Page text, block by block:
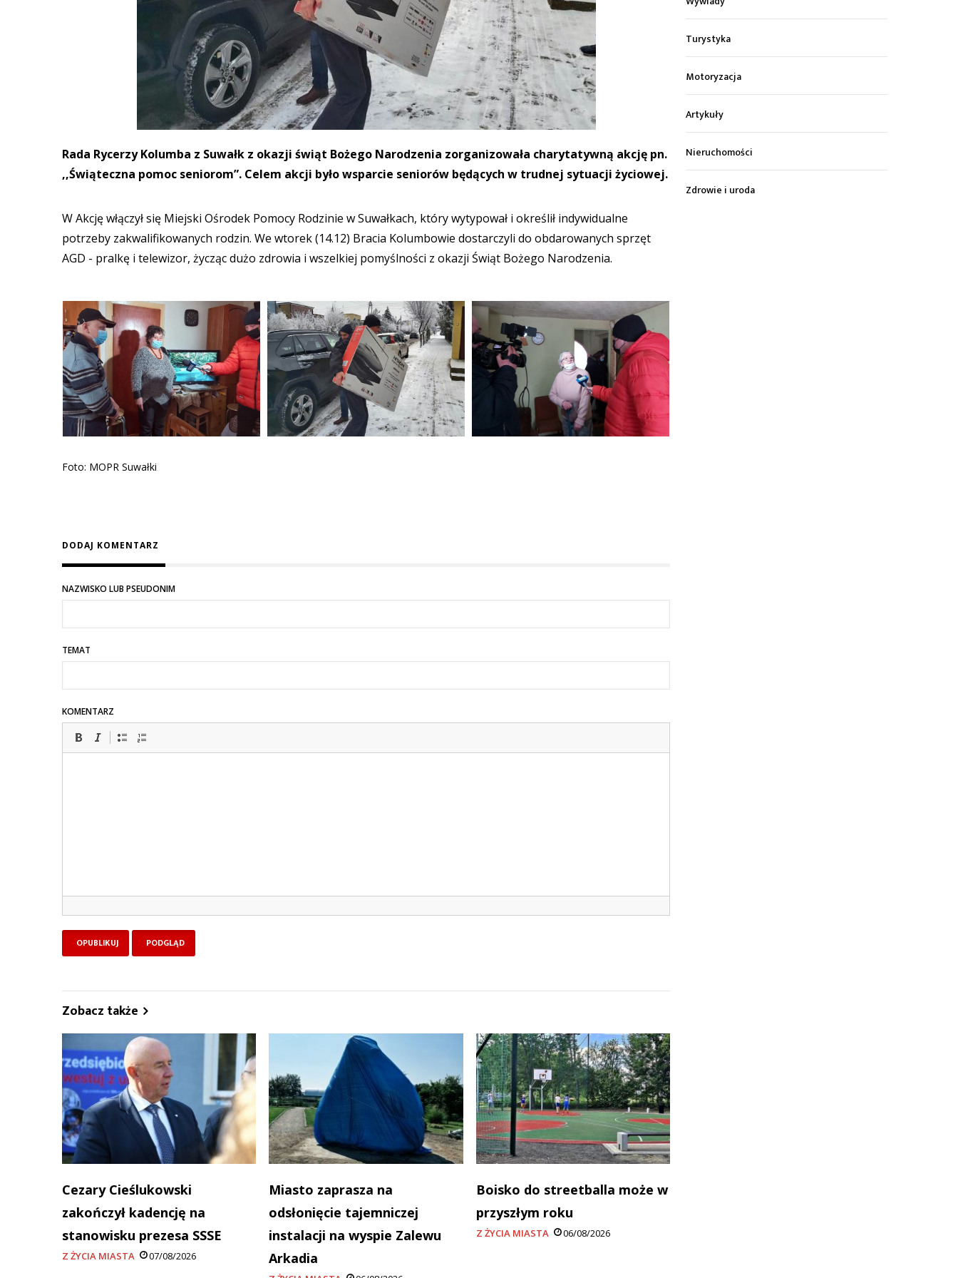
Rada Rycerzy Kolumba z Suwałk z okazji świąt Bożego Narodzenia zorganizowała charytatywną akcję pn.
,,Świąteczna pomoc seniorom”. Celem akcji było wsparcie seniorów będących w trudnej sytuacji życiowej.
W Akcję włączył się Miejski Ośrodek Pomocy Rodzinie w Suwałkach, który wytypował i określił indywidualne
potrzeby zakwalifikowanych rodzin. We wtorek (14.12) Bracia Kolumbowie dostarczyli do obdarowanych sprzęt
AGD - pralkę i telewizor, życząc dużo zdrowia i wszelkiej pomyślności z okazji Świąt Bożego Narodzenia.
Foto: MOPR Suwałki
DODAJ KOMENTARZ
NAZWISKO LUB PSEUDONIM
TEMAT
KOMENTARZ
Zobacz także
Cezary Cieślukowski
zakończył kadencję na
stanowisku prezesa SSSE
Z ŻYCIA MIASTA 07/08/2026
Miasto zaprasza na
odsłonięcie tajemniczej
instalacji na wyspie Zalewu
Arkadia
Boisko do streetballa może w
przyszłym roku
Z ŻYCIA MIASTA 06/08/2026
Turystyka
Motoryzacja
Artykuły
Nieruchomości
Zdrowie i uroda